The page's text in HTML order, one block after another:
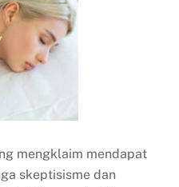
mengklaim mendapat
skeptisisme dan